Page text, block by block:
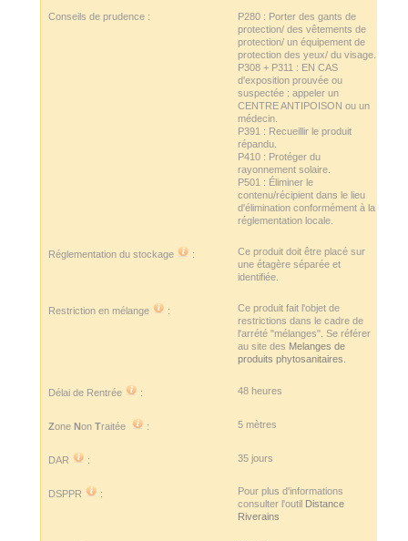
Conseils de prudence :
P280 : Porter des gants de
protection/ des vêtements de
protection/ un équipement de
protection des yeux/ du visage.
P308 + P311 : EN CAS
d'exposition prouvée ou
suspectée : appeler un
CENTRE ANTIPOISON ou un
médecin.
P391 : Recueillir le produit
répandu.
P410 : Protéger du
rayonnement solaire.
P501 : Éliminer le
contenu/récipient dans le lieu
d'élimination conformément à la
réglementation locale.
Réglementation du stockage :
Ce produit doit être placé sur
une étagère séparée et
identifiée.
Restriction en mélange :
Ce produit fait l'objet de
restrictions dans le cadre de
l'arrété "mélanges". Se référer
au site des Melanges de
produits phytosanitaires
Délai de Rentrée : 48 heures
Zone Non Traitée : 5 mètres
DAR : 35 jours
DSPPR :
Pour plus d'informations
consulter l'outil Distance
Riverains